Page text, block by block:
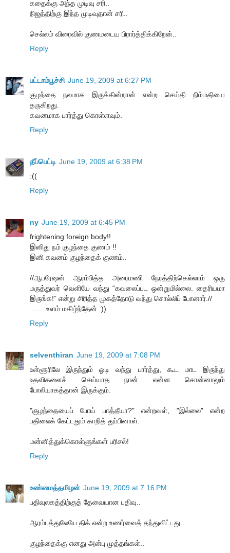
கதைக்கு அந்த முடிவு சரி..
நிஜத்திற்கு இந்த முடிவுதான் சரி..
செல்லம் விரைவில் குணமடைய பிரார்த்திக்கிறேன்..
Reply
பட்டாம்பூச்சி June 19, 2009 at 6:27 PM
குழந்தை நலமாக இருக்கின்றான் என்ற செய்தி நிம்மதியை
தருகிறது.
கவனமாக பார்த்து கொள்ளவும்.
Reply
தீப்பெட்டி June 19, 2009 at 6:38 PM
:((
Reply
ny June 19, 2009 at 6:45 PM
frightening foreign body!!
இனிது நம் குழந்தை குணம் !!
இனி கவனம் குழந்தைக் குணம்..
//ஆபரேஷன் ஆரம்பித்த அரைமணி நேரத்திற்கெல்லாம் ஒரு
மருத்துவர் வெளியே வந்து “கவலைப்பட ஒன்றுமில்லை. தைரியமா
இருங்க!” என்று சிரித்த முகத்தோடு வந்து சொல்லிப் போனார்.//
........உளம் மகிழ்ந்தேன் :))
Reply
selventhiran June 19, 2009 at 7:08 PM
உள்ளூரிலே இருந்தும் ஓடி வந்து பார்த்து, கூட மாட இருந்து
உதவிகளைச் செய்யாத நான் என்ன சொன்னாலும்
போலியாகத்தான் இருக்கும்.
"குழந்தையைப் போய் பாத்தீயா?" என்றவள், "இல்லை" என்ற
பதிலைக் கேட்டதும் காறித் துப்பினாள்.
மன்னித்துக்கொள்ளுங்கள் பரிசல்!
Reply
உண்மைத்தமிழன் June 19, 2009 at 7:16 PM
பதிவுலகத்திற்குத் தேவையான பதிவு..
ஆரம்பத்துலேயே திக் என்ற உணர்வைத் தந்துவிட்டது..
குழந்தைக்கு எனது அன்பு முத்தங்கள்..